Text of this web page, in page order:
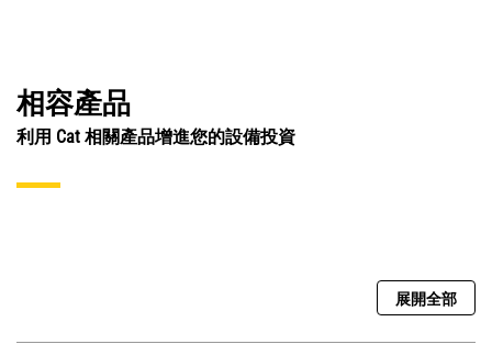
相容產品
利用 Cat 相關產品增進您的設備投資
展開全部